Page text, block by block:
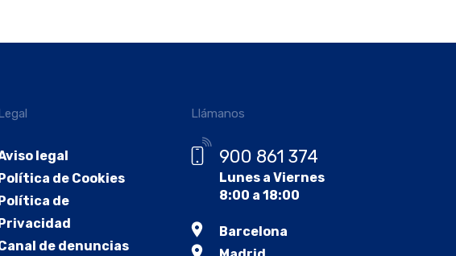
legal
de Cookies
de
de denuncias
Llámanos
900 861 374
Lunes a Viernes
8:00 a 18:00
Barcelona